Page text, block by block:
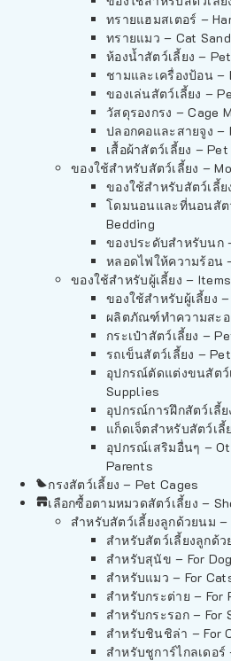
ทรายแฮมสเตอร์ –
ทรายแมว – Cat Sand
ห้องน้ำสัตว์เลี้ยง –
ชามและเครื่องป้อน –
ของเล่นสัตว์เลี้ยง –
วัสดุรองกรง – Cage
ปลอกคอและสายจูง –
เสื้อผ้าสัตว์เลี้ยง –
ของใช้สำหรับสัตว์เลี้ยง –
ของใช้สำหรับสัตว์เลี้ย
โดมนอนและที่นอนสัต
Bedding
ของประดับสำหรับนก
หลอดไฟให้ความร้อน
ของใช้สำหรับผู้เลี้ยง –
ของใช้สำหรับผู้เลี้ยง
ผลิตภัณฑ์ทำความสะ
กระเป๋าสัตว์เลี้ยง –
รถเข็นสัตว์เลี้ยง –
อุปกรณ์ตัดแต่งขนสัตว์
Supplies
อุปกรณ์การฝึกสัตว์เลี้
แก็ดเจ็ตสำหรับสัตว์เลี้
อุปกรณ์เสริมอื่นๆ –
Parents
กรงสัตว์เลี้ยง – Pet Cages
เลือกซื้อตามหมวดสัตว์เลี้ยง –
สำหรับสัตว์เลี้ยงลูกด้วยนม –
สำหรับสัตว์เลี้ยงลูกด้
สำหรับสุนัข – For
สำหรับแมว – For
สำหรับกระต่าย – For
สำหรับกระรอก – For
สำหรับชินชิล่า – For
สำหรับชูการ์ไกลเดอร์